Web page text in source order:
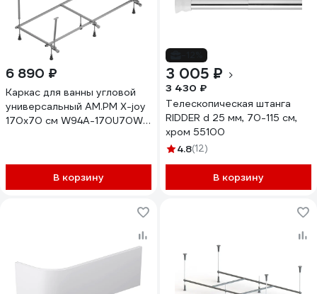
6 890 ₽
Каркас для ванны угловой
универсальный AM.PM X-joy
170x70 см W94A-170U70W-
В корзину
3 005 ₽
3 430 ₽
Телескопическая штанга
RIDDER d 25 мм, 70-115 см,
хром 55100
4.8(12)
В корзину